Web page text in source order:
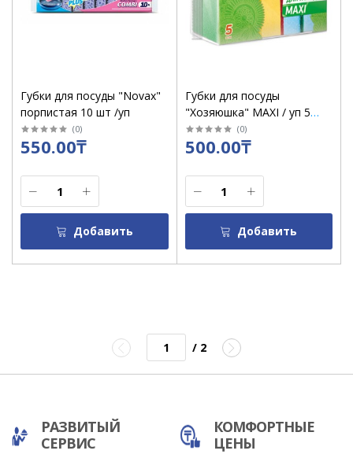
Губки для посуды "Novax"
порпистая 10 шт /уп
(0)
550.00₸
Добавить
Губки для посуды
"Хозяюшка" MAXI / уп 5
шт/1064
(0)
500.00₸
Добавить
/ 2
РАЗВИТЫЙ
СЕРВИС
КОМФОРТНЫЕ
ЦЕНЫ